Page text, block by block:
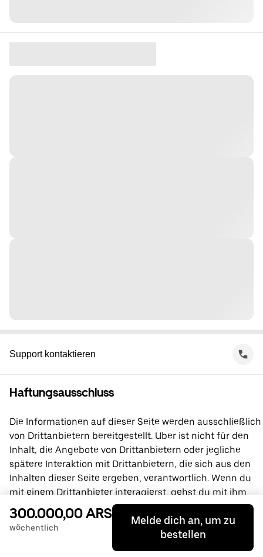
Support kontaktieren
Haftungsausschluss
Die Informationen auf dieser Seite werden ausschließlich
von Drittanbietern bereitgestellt. Uber ist nicht für den
Inhalt, die Angebote von Drittanbietern oder jegliche
spätere Interaktion mit Drittanbietern, die sich aus den
Inhalten dieser Seite ergeben, verantwortlich. Wenn du
mit einem Drittanbieter interagierst, gehst du mit ihm
direkt eine Vereinbarung ein, an der Uber nicht beteiligt
ist. Wende dich bei Fragen bitte direkt an den
Drittanbieter.
300.000,00 ARS
wöchentlich
Melde dich an, um zu
bestellen